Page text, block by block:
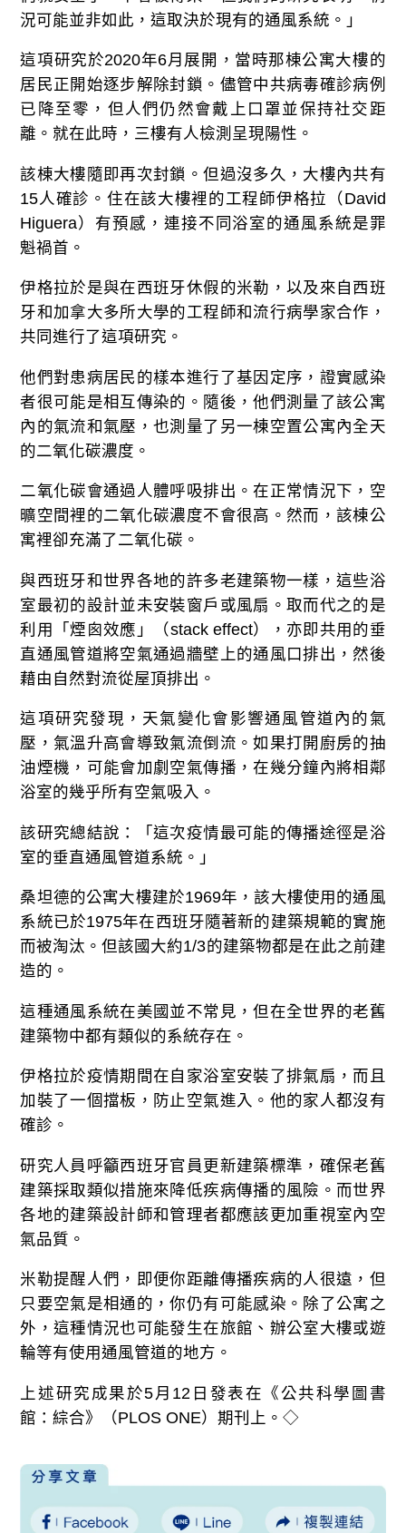
況可能並非如此，這取決於現有的通風系統。」
這項研究於2020年6月展開，當時那棟公寓大樓的
居民正開始逐步解除封鎖。儘管中共病毒確診病例
已降至零，但人們仍然會戴上口罩並保持社交距
離。就在此時，三樓有人檢測呈現陽性。
該棟大樓隨即再次封鎖。但過沒多久，大樓內共有
15人確診。住在該大樓裡的工程師伊格拉（David
Higuera）有預感，連接不同浴室的通風系統是罪
魁禍首。
伊格拉於是與在西班牙休假的米勒，以及來自西班
牙和加拿大多所大學的工程師和流行病學家合作，
共同進行了這項研究。
他們對患病居民的樣本進行了基因定序，證實感染
者很可能是相互傳染的。隨後，他們測量了該公寓
內的氣流和氣壓，也測量了另一棟空置公寓內全天
的二氧化碳濃度。
二氧化碳會通過人體呼吸排出。在正常情況下，空
曠空間裡的二氧化碳濃度不會很高。然而，該棟公
寓裡卻充滿了二氧化碳。
與西班牙和世界各地的許多老建築物一樣，這些浴
室最初的設計並未安裝窗戶或風扇。取而代之的是
利用「煙囪效應」（stack effect），亦即共用的垂
直通風管道將空氣通過牆壁上的通風口排出，然後
藉由自然對流從屋頂排出。
這項研究發現，天氣變化會影響通風管道內的氣
壓，氣溫升高會導致氣流倒流。如果打開廚房的抽
油煙機，可能會加劇空氣傳播，在幾分鐘內將相鄰
浴室的幾乎所有空氣吸入。
該研究總結說：「這次疫情最可能的傳播途徑是浴
室的垂直通風管道系統。」
桑坦德的公寓大樓建於1969年，該大樓使用的通風
系統已於1975年在西班牙隨著新的建築規範的實施
而被淘汰。但該國大約1/3的建築物都是在此之前建
造的。
這種通風系統在美國並不常見，但在全世界的老舊
建築物中都有類似的系統存在。
伊格拉於疫情期間在自家浴室安裝了排氣扇，而且
加裝了一個擋板，防止空氣進入。他的家人都沒有
確診。
研究人員呼籲西班牙官員更新建築標準，確保老舊
建築採取類似措施來降低疾病傳播的風險。而世界
各地的建築設計師和管理者都應該更加重視室內空
氣品質。
米勒提醒人們，即便你距離傳播疾病的人很遠，但
只要空氣是相通的，你仍有可能感染。除了公寓之
外，這種情況也可能發生在旅館、辦公室大樓或遊
輪等有使用通風管道的地方。
上述研究成果於5月12日發表在《公共科學圖書
館：綜合》（PLOS ONE）期刊上。◇